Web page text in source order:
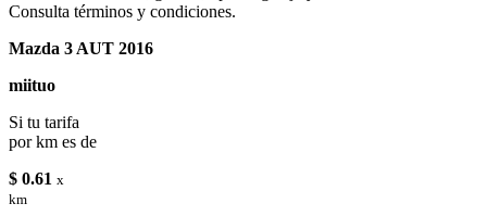
Consulta términos y condiciones.
Mazda 3 AUT 2016
miituo
Si tu tarifa
por km es de
$ 0.61 x
km